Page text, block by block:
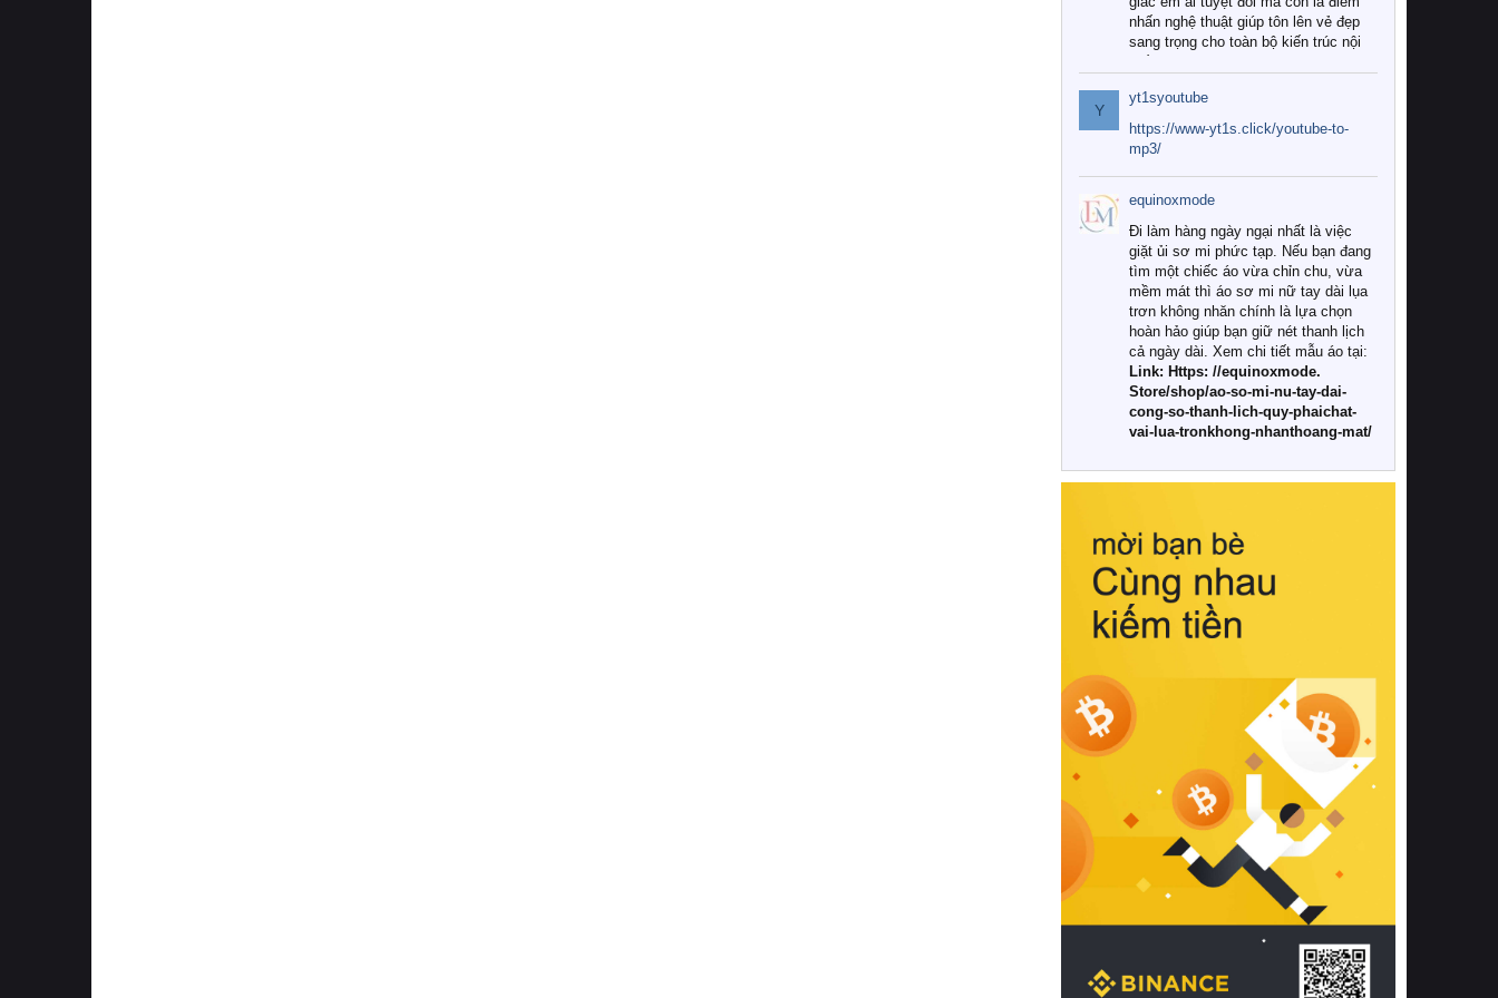
nhấn nghệ thuật giúp tôn lên vẻ đẹp
sang trọng cho toàn bộ kiến trúc nội
Tuy nhiên, giữa thị trường đa dạng
với vô vàn thương hiệu và mẫu mã
như hiện nay, làm thế nào để chọn
được những bộ chăn ga gối đệm cao
cấp thực sự chất lượng, phù hợp với
khí hậu và nhu cầu sử dụng của gia
đình? Hãy cùng chúng tôi đi tìm lời
giải đáp chi tiết qua bài viết dưới đây.
1. Tại sao các gia đình hiện đại lại ưa
chuộng chăn ga gối đệm cao cấp?
Khác với các dòng sản phẩm thông
thường, những bộ chăn ga gối đệm
cao cấp trải qua quy trình sản xuất
nghiêm ngặt từ khâu chọn lọc nguyên
liệu tự nhiên đến công nghệ dệt
nhuộm hiện đại không chứa hóa chất
này, bạn sẽ cảm nhận rõ rệt sự khác
hồi chuẩn xác của phần đệm nâng đỡ
cột sống.
Bên cạnh đó, việc lựa chọn các dòng
sản phẩm đạt chuẩn chất lượng quốc
tế còn giúp ngăn ngừa tình trạng kích
khuẩn và nấm mốc trong điều kiện
thời tiết nóng ẩm. Bạn có thể tìm hiểu
thêm các nghiên cứu khoa học về tác
động của giấc ngủ và môi trường
phòng ngủ đối với sức khỏe con
người tại Sleep Foundation (External
Link) để có cái nhìn toàn diện hơn.
2. Các tiêu chí vàng khi lựa chọn
chăn ga gối đệm cao cấp cho phòng
ngủ
Để sở hữu một bộ chăn ga gối đệm
cao cấp hoàn hảo cả về thẩm mỹ lẫn
công năng, người tiêu dùng cần cân
nhắc kỹ lưỡng các tiêu chí quan trọng
Y
yt1syoutube
https://www-yt1s.click/youtube-to-
mp3/
equinoxmode
Đi làm hàng ngày ngại nhất là việc
giặt ủi sơ mi phức tạp. Nếu bạn đang
tìm một chiếc áo vừa chỉn chu, vừa
mềm mát thì áo sơ mi nữ tay dài lụa
trơn không nhăn chính là lựa chọn
hoàn hảo giúp bạn giữ nét thanh lịch
cả ngày dài. Xem chi tiết mẫu áo tại:
Link: Https: //equinoxmode.
Store/shop/ao-so-mi-nu-tay-dai-
cong-so-thanh-lich-quy-phaichat-
vai-lua-tronkhong-nhanthoang-mat/